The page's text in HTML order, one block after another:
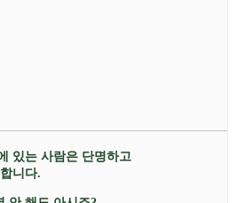
있는 사람은 단명하고
니다.